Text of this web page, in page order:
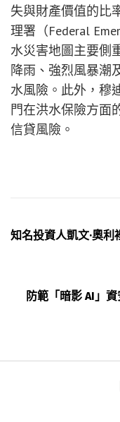
失與財產價值的比
理署（Federal
水災害地圖主要側
降雨、強烈風暴潮
水風險。此外，穆
門在洪水保險方面
信貸風險。
知名投資人凱文·奧
防範「暗影 AI」